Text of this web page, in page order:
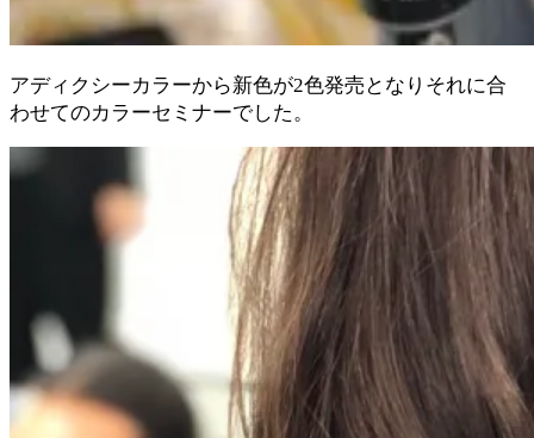
アディクシーカラーから新色が2色発売となりそれに合
わせてのカラーセミナーでした。